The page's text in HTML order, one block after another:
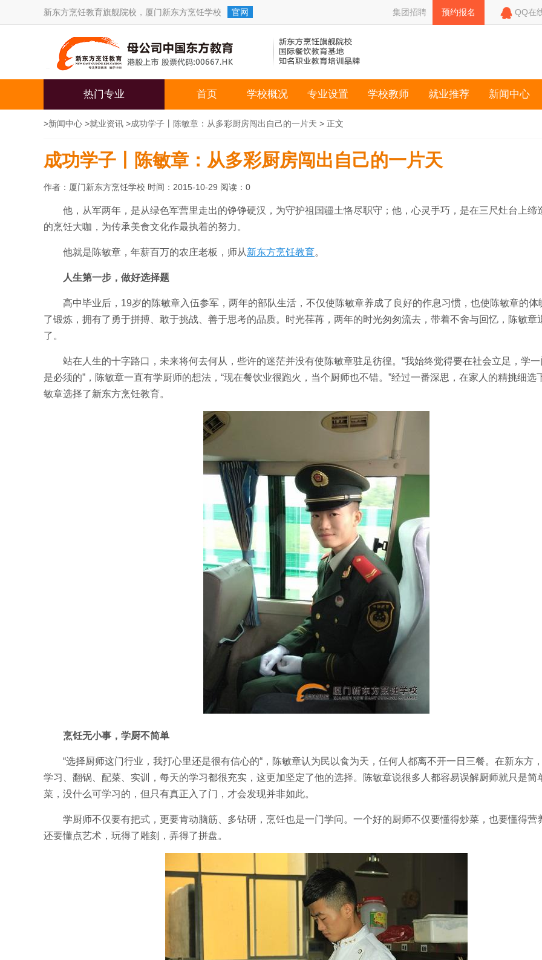
新东方烹饪教育旗舰院校， 厦门新东方烹饪学校 官网 集团招聘 预约报名  QQ在
热门专业 首页 学校概况 专业设置 学校教师 就业推荐 新闻中心
>新闻中心 >就业资讯 >成功学子丨陈敏章：从多彩厨房闯出自己的一片天 > 正文
成功学子丨陈敏章：从多彩厨房闯出自己的一片天
作者：厦门新东方烹饪学校 时间：2015-10-29 阅读： 0
他，从军两年，是从绿色军营里走出的铮铮硬汉，为守护祖国疆土恪尽职守；他，心灵手巧，是在三尺灶台上缔
的烹饪大咖，为传承美食文化作最执着的努力。
他就是陈敏章，年薪百万的农庄老板，师从新东方烹饪教育。
人生第一步，做好选择题
高中毕业后，19岁的陈敏章入伍参军，两年的部队生活，不仅使陈敏章养成了良好的作息习惯，也使陈敏章的体
了锻炼，拥有了勇于拼搏、敢于挑战、善于思考的品质。时光荏苒，两年的时光匆匆流去，带着不舍与回忆，陈敏章
了。
站在人生的十字路口，未来将何去何从，些许的迷茫并没有使陈敏章驻足彷徨。“我始终觉得要在社会立足，学
是必须的”，陈敏章一直有学厨师的想法，“现在餐饮业很跑火，当个厨师也不错。”经过一番深思，在家人的精挑细选
敏章选择了新东方烹饪教育。
烹饪无小事，学厨不简单
“选择厨师这门行业，我打心里还是很有信心的“，陈敏章认为民以食为天，任何人都离不开一日三餐。在新东方
学习、翻锅、配菜、实训，每天的学习都很充实，这更加坚定了他的选择。陈敏章说很多人都容易误解厨师就只是简
菜，没什么可学习的，但只有真正入了门，才会发现并非如此。
学厨师不仅要有把式，更要肯动脑筋、多钻研，烹饪也是一门学问。一个好的厨师不仅要懂得炒菜，也要懂得营
还要懂点艺术，玩得了雕刻，弄得了拼盘。